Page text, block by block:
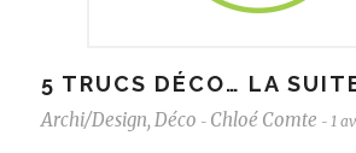
5 TRUCS DÉCO… LA
Archi/Design, Déco - Chloé Comte - 1